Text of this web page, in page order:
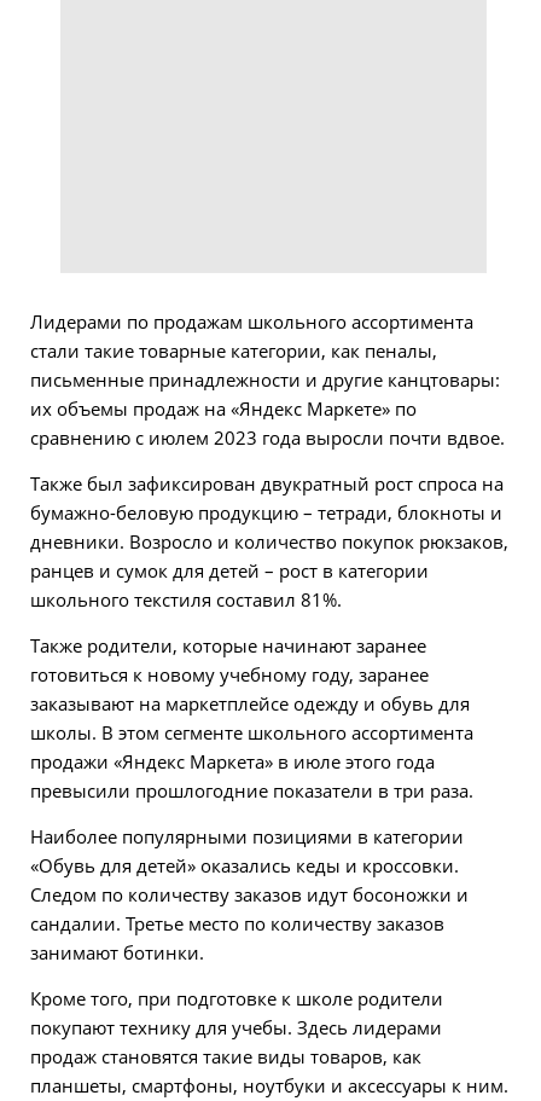
Лидерами по продажам школьного ассортимента
стали такие товарные категории, как пеналы,
письменные принадлежности и другие канцтовары:
их объемы продаж на «Яндекс Маркете» по
сравнению с июлем 2023 года выросли почти вдвое.
Также был зафиксирован двукратный рост спроса на
бумажно-беловую продукцию – тетради, блокноты и
дневники. Возросло и количество покупок рюкзаков,
ранцев и сумок для детей – рост в категории
школьного текстиля составил 81%.
Также родители, которые начинают заранее
готовиться к новому учебному году, заранее
заказывают на маркетплейсе одежду и обувь для
школы. В этом сегменте школьного ассортимента
продажи «Яндекс Маркета» в июле этого года
превысили прошлогодние показатели в три раза.
Наиболее популярными позициями в категории
«Обувь для детей» оказались кеды и кроссовки.
Следом по количеству заказов идут босоножки и
сандалии. Третье место по количеству заказов
занимают ботинки.
Кроме того, при подготовке к школе родители
покупают технику для учебы. Здесь лидерами
продаж становятся такие виды товаров, как
планшеты, смартфоны, ноутбуки и аксессуары к ним.